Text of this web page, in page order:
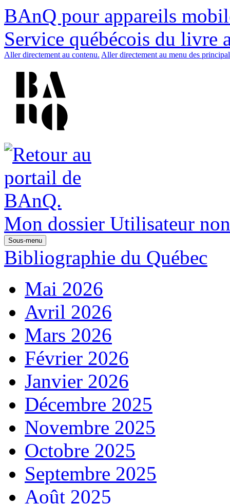
BAnQ pour appareils
Service québécois du livre
Aller directement au contenu. Aller directement au menu des
Mon dossier Utilisateur
Sous-menu
Bibliographie du Québec
Mai 2026
Avril 2026
Mars 2026
Février 2026
Janvier 2026
Décembre 2025
Novembre 2025
Octobre 2025
Septembre 2025
Août 2025